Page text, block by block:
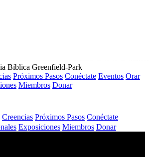
Bíblica Greenfield-Park
Próximos Pasos Conéctate Eventos Orar
Miembros Donar
Creencias Próximos Pasos Conéctate
Exposiciones Miembros Donar